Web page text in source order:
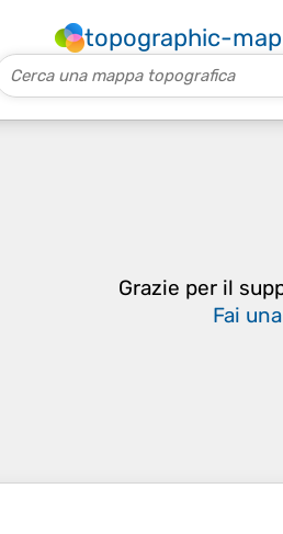
topographic-
Grazie per il
Fai